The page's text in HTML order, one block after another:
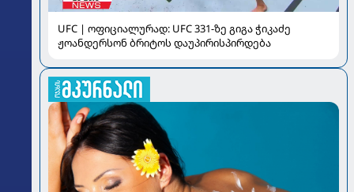
UFC | ოფიციალურად: UFC 331-ზე გიგა ჭიკაძე
ჟოანდერსონ ბრიტოს დაუპირისპირდება